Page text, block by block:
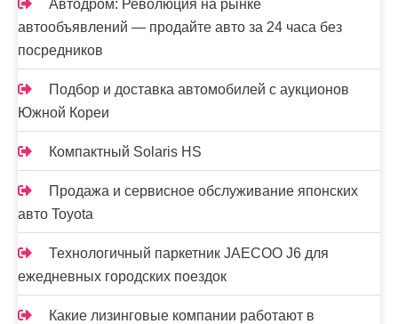
Автодром: Революция на рынке
автообъявлений — продайте авто за 24 часа без
посредников
Подбор и доставка автомобилей с аукционов
Южной Кореи
Компактный Solaris HS
Продажа и сервисное обслуживание японских
авто Toyota
Технологичный паркетник JAECOO J6 для
ежедневных городских поездок
Какие лизинговые компании работают в